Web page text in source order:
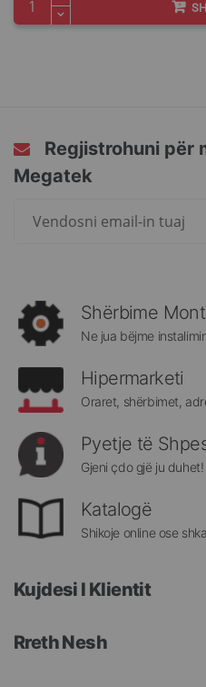
Regjistrohuni për
Megatek
rreth
Megatek:
Shërbime
Ne jua bëjme
Hipermarketi
Oraret, shërbimet,
Pyetje të
Gjeni çdo gjë ju duhet!
Katalogë
Shikoje online ose
Kujdesi I Klientit
Rreth Nesh